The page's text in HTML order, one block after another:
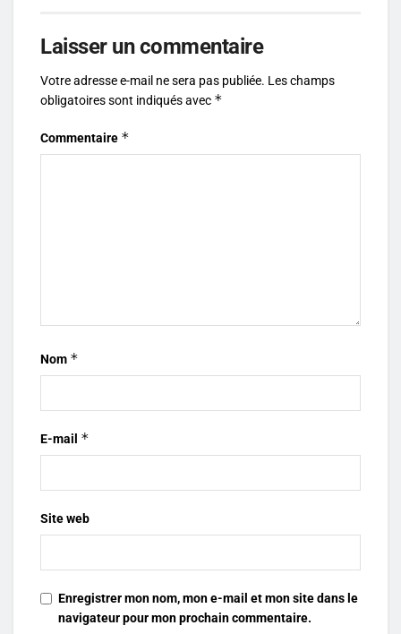
Laisser un commentaire
Votre adresse e-mail ne sera pas publiée. Les champs
obligatoires sont indiqués avec *
Commentaire *
Nom *
E-mail *
Site web
Enregistrer mon nom, mon e-mail et mon site dans le
navigateur pour mon prochain commentaire.